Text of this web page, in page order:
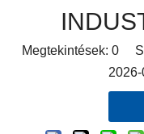
Megtekintések: 0